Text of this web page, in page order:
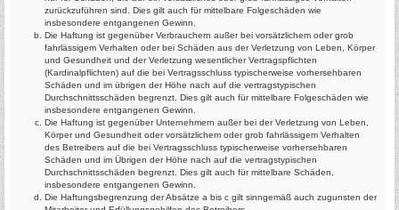
zurückzuführen sind. Dies gilt auch für mittelbare Folgeschäden wie
insbesondere entgangenen Gewinn.
Die Haftung ist gegenüber Verbrauchern außer bei vorsätzlichem oder grob
fahrlässigem Verhalten oder bei Schäden aus der Verletzung von Leben, Körper
und Gesundheit und der Verletzung wesentlicher Vertragspflichten
(Kardinalpflichten) auf die bei Vertragsschluss typischerweise vorhersehbaren
Schäden und im übrigen der Höhe nach auf die vertragstypischen
Durchschnittsschäden begrenzt. Dies gilt auch für mittelbare Folgeschäden wie
insbesondere entgangenen Gewinn.
Die Haftung ist gegenüber Unternehmern außer bei der Verletzung von Leben,
Körper und Gesundheit oder vorsätzlichem oder grob fahrlässigem Verhalten
des Betreibers auf die bei Vertragsschluss typischerweise vorhersehbaren
Schäden und im Übrigen der Höhe nach auf die vertragstypischen
Durchschnittsschäden begrenzt. Dies gilt auch für mittelbare Schäden,
insbesondere entgangenen Gewinn.
Die Haftungsbegrenzung der Absätze a bis c gilt sinngemäß auch zugunsten der